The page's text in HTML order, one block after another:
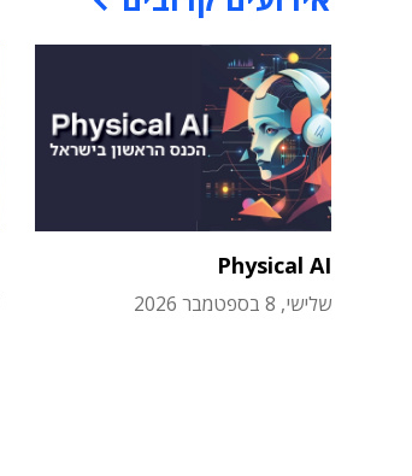
Physical AI
שלישי, 8 בספטמבר 2026